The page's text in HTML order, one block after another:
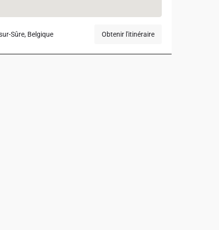
Sûre, Belgique Obtenir l'itinéraire